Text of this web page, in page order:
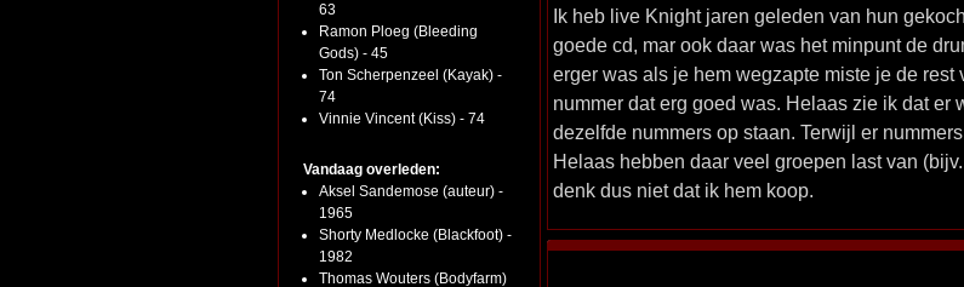
63
Ramon Ploeg (Bleeding
Gods) - 45
Ton Scherpenzeel (Kayak) -
74
Vinnie Vincent (Kiss) - 74
Vandaag overleden:
Aksel Sandemose (auteur) -
1965
Shorty Medlocke (Blackfoot) -
1982
Thomas Wouters (Bodyfarm)
Ik heb live Knight jaren geleden van hun
goede cd, mar ook daar was het minpunt de
erger was als je hem wegzapte miste je de rest
nummer dat erg goed was. Helaas zie ik dat er
dezelfde nummers op staan. Terwijl er
Helaas hebben daar veel groepen last van
denk dus niet dat ik hem koop.